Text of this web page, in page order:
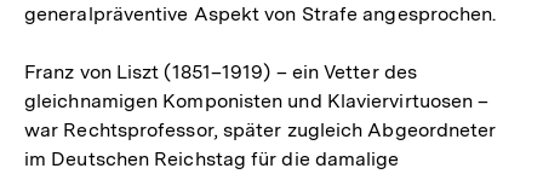
generalpräventive Aspekt von Strafe angesprochen.
Franz von Liszt (1851–1919) – ein Vetter des
gleichnamigen Komponisten und Klaviervirtuosen –
war Rechtsprofessor, später zugleich Abgeordneter
im Deutschen Reichstag für die damalige